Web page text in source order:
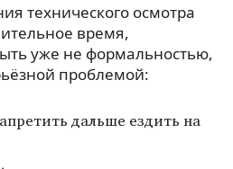
технического осмотра
время,
уже не формальностью,
проблемой:
дальше ездить на